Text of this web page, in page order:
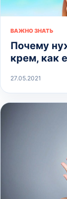
ВАЖНО ЗНАТЬ
Почему
крем, как
27.05.2021